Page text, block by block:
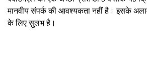
मानवीय संपर्क की आवश्यकता नहीं है। इसके
के लिए सुलभ है।